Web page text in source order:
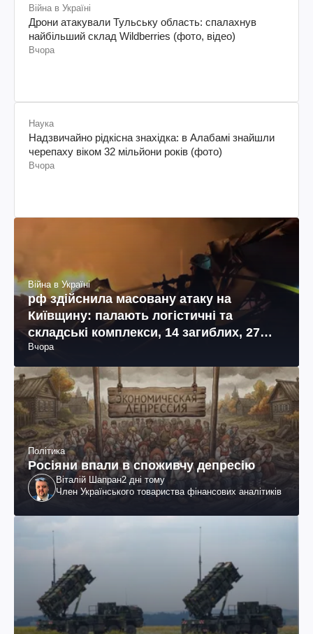
Війна в Україні
Дрони атакували Тульську область: спалахнув
найбільший склад Wildberries (фото, відео)
Вчора
Наука
Надзвичайно рідкісна знахідка: в Алабамі знайшли
черепаху віком 32 мільйони років (фото)
Вчора
Війна в Україні
рф здійснила масовану атаку на
Київщину: палають логістичні та
складські комплекси, 14 загиблих, 27
поранених (фото, відео)
Вчора
Політика
Росіяни впали в споживчу депресію
Віталій Шапран2 дні тому
Член Українського товариства фінансових аналітиків